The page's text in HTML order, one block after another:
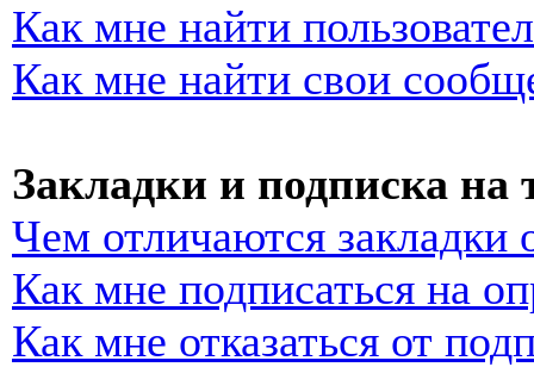
Как мне найти
Как мне найти свои
Закладки и подписка на
Чем отличаются закладки
Как мне подписаться на
Как мне отказаться от